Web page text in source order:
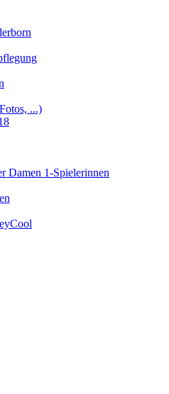
...)
Damen 1-Spielerinnen